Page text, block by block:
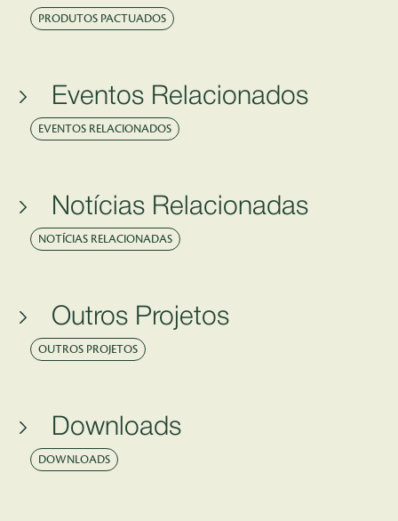
PRODUTOS PACTUADOS
Eventos Relacionados
EVENTOS RELACIONADOS
Notícias Relacionadas
NOTÍCIAS RELACIONADAS
Outros Projetos
OUTROS PROJETOS
Downloads
DOWNLOADS